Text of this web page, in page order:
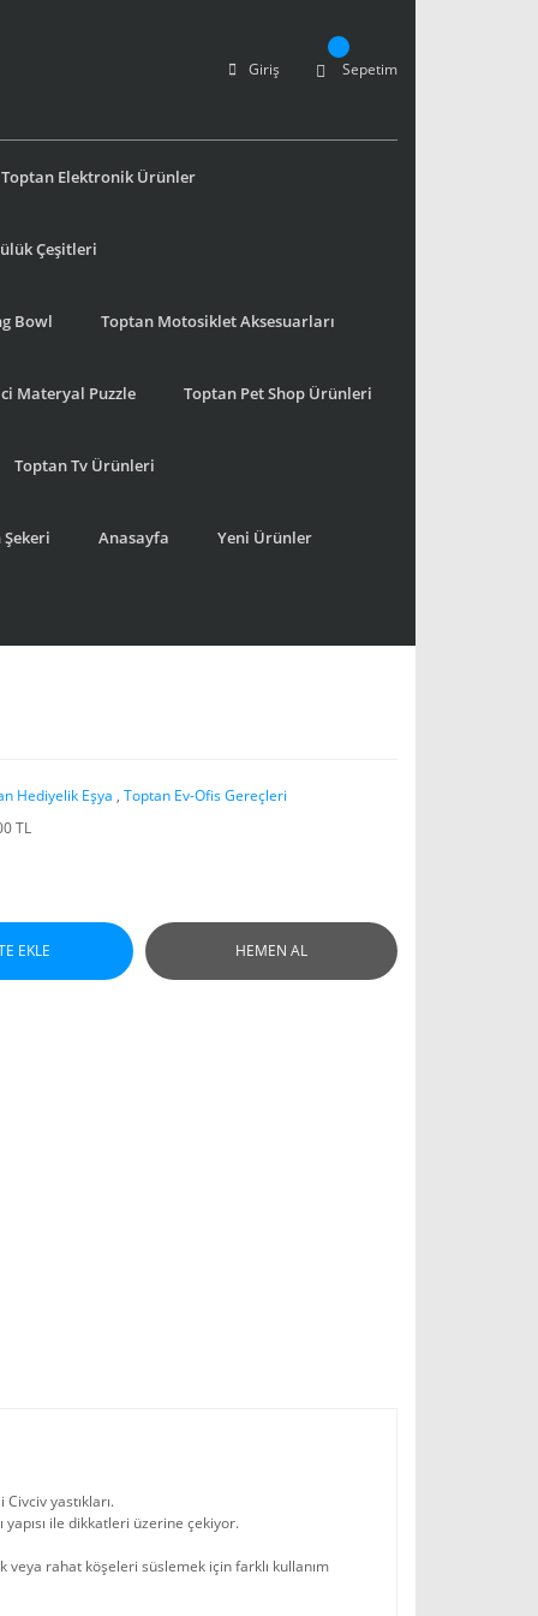
Giriş Sepetim
Toptan Elektronik Ürünler
Çeşitleri
Bowl Toptan Motosiklet Aksesuarları
Materyal Puzzle Toptan Pet Shop Ürünleri
Toptan Tv Ürünleri
Anasayfa Yeni Ürünler
Hediyelik Eşya , Toptan Ev-Ofis Gereçleri
TL
EKLE HEMEN AL
yastıkları.
ile dikkatleri üzerine çekiyor.
rahat köşeleri süslemek için farklı kullanım